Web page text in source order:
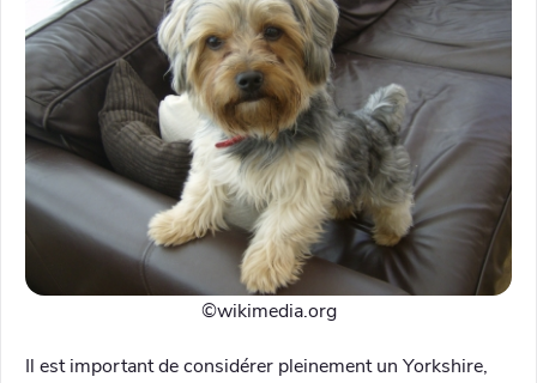
©wikimedia.org
Il est important de considérer pleinement un Yorkshire,